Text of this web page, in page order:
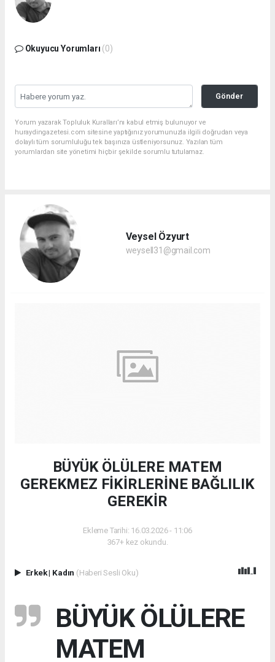
Okuyucu Yorumları (0)
Gönder
Yorum yazarak Topluluk Kuralları’nı kabul etmiş bulunuyor ve
huraydingazetesi.com sitesine yaptığınız yorumunuzla ilgili doğrudan veya
dolaylı tüm sorumluluğu tek başınıza üstleniyorsunuz. Yazılan tüm
yorumlardan site yönetimi hiçbir şekilde sorumlu tutulamaz.
Veysel Özyurt
weysell31@gmail.com
BÜYÜK ÖLÜLERE MATEM
GEREKMEZ FİKİRLERİNE BAĞLILIK
GEREKİR
Ekleme Tarihi: 16.03.2026 - 11:06
367+ kez okundu.
Erkek| Kadın (Haberi Sesli Oku)
BÜYÜK ÖLÜLERE
MATEM